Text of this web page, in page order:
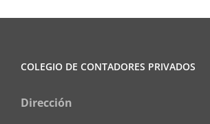
COLEGIO DE CONTADORES PRIVADOS
Dirección